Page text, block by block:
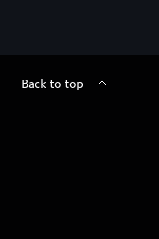
Back to top